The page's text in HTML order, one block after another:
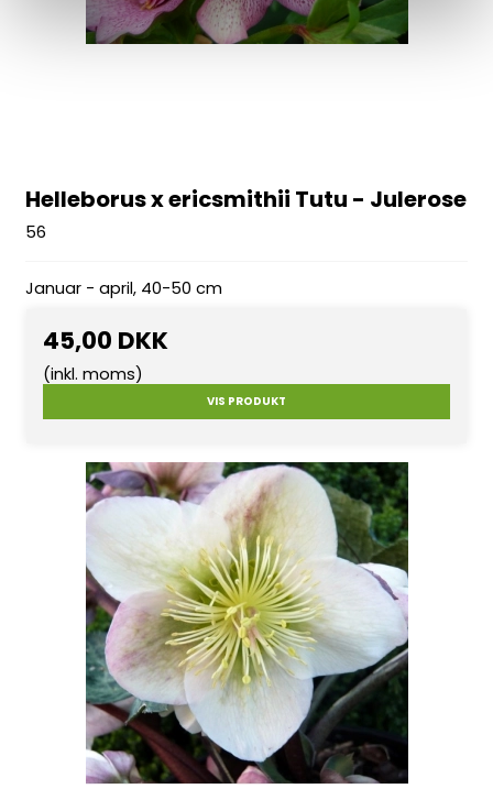
Helleborus x ericsmithii Tutu - Julerose
56
Januar - april, 40-50 cm
45,00 DKK
(inkl. moms)
VIS PRODUKT